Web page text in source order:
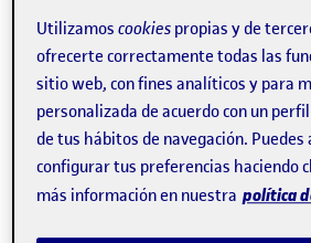
¿Por qué estudiar
Optar por un ciclo de FP en línea
control total de tu aprendizaje:
propio horario, estudiar a tu
hacerlo desde cualquier lugar. Si
responsabilidades familiares o
prefieres unenfoque más
Utilizamoscookies propias y de
ofrecerte correctamente todas las
sitio web, con fines analíticos y para
personalizada de acuerdo con un
de tus hábitos de navegación. Puedes
configurar tus preferencias haciendo
más información en nuestra política